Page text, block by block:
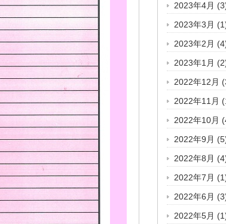
2023年4月
2023年3月
2023年2月
2023年1月
2022年12月
2022年11月
2022年10月
2022年9月
2022年8月
2022年7月
2022年6月
2022年5月